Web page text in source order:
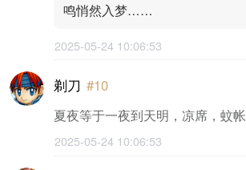
鸣悄然入梦……
2025-05-24 10:06:53
剃刀 #10
夏夜等于一夜到天明，凉席，蚊
2025-05-24 10:06:53